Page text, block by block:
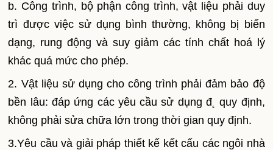
b. Công trình, bộ phận công trình, vật liệu phải duy
trì được việc sử dụng bình thường, không bị biến
dạng, rung động và suy giảm các tính chất hoá lý
khác quá mức cho phép.
2. Vật liệu sử dụng cho công trình phải đảm bảo độ
bền lâu: đáp ứng các yêu cầu sử dụng đ˛ quy định,
không phải sửa chữa lớn trong thời gian quy định.
3.Yêu cầu và giải pháp thiết kế kết cấu các ngôi nhà